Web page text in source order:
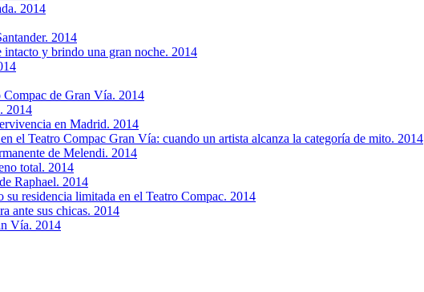
2014
2014
intacto y brindo una gran noche. 2014
Compac de Gran Vía. 2014
2014
en Madrid. 2014
el Teatro Compac Gran Vía: cuando un artista alcanza la categoría de mito. 2014
de Melendi. 2014
total. 2014
Raphael. 2014
residencia limitada en el Teatro Compac. 2014
ante sus chicas. 2014
Vía. 2014